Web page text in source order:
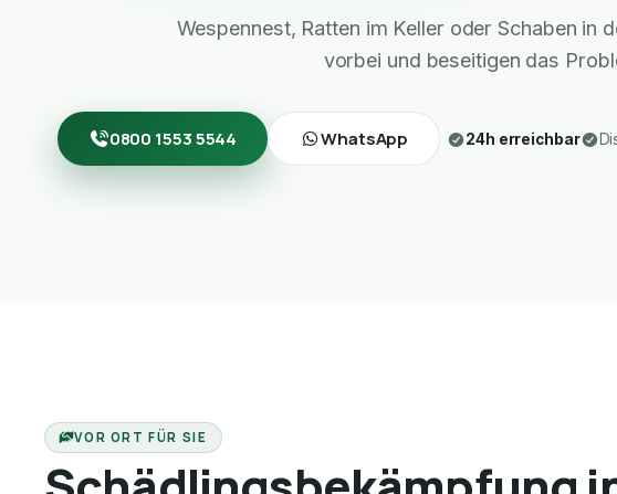
Wespennest, Ratten im Keller oder Schaben in
vorbei und beseitigen das
0800 1553 5544 WhatsApp 24h erreichbar
VOR ORT FÜR SIE